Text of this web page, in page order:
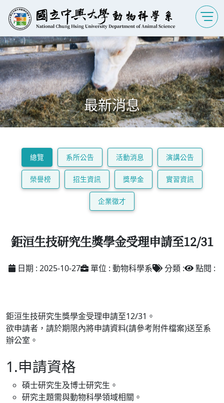
最新消息
總覽 系所公告 活動消息 演講公告
榮譽榜 招生資訊 獎學金 實習資訊
企業徵才
鉅洹生技研究生獎學金受理申請至12/31
日期 : 2025-10-27 單位 : 動物科學系 分類 : 點閱 :
鉅洹生技研究生獎學金受理申請至12/31。
欲申請者，請於期限內將申請資料(請參考附件檔案)送至系
辦公室。
1.申請資格
碩士研究生及博士研究生。
研究主題需與動物科學領域相關。